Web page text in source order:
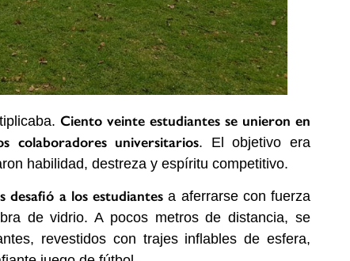
Ciento veinte estudiantes se unieron en
colaboradores universitarios. El objetivo era
habilidad, destreza y espíritu competitivo.
desafió a los estudiantes a aferrarse con fuerza
de vidrio. A pocos metros de distancia, se
revestidos con trajes inflables de esfera,